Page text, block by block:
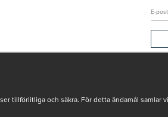
tillförlitliga och säkra. För detta ändamål samlar